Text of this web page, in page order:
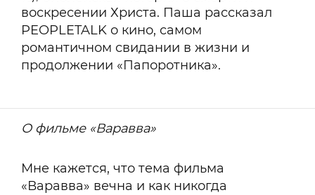
воскресении Христа. Паша рассказал
PEOPLETALK о кино, самом
романтичном свидании в жизни и
продолжении «Папоротника».
О фильме «Варавва»
Мне кажется, что тема фильма
«Варавва» вечна и как никогда